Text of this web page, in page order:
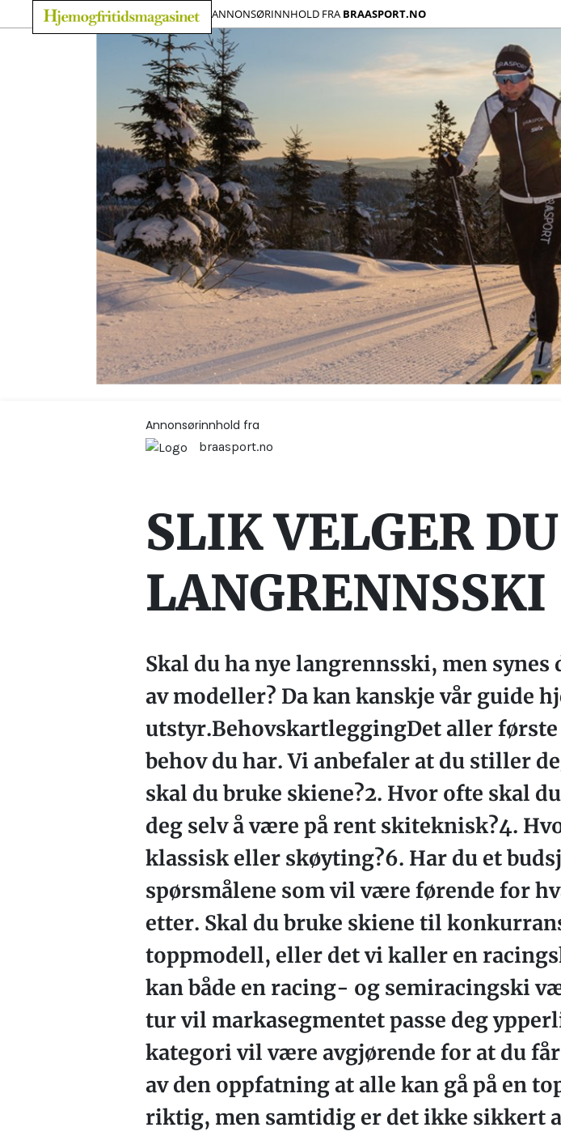
ANNONSØRINNHOLD FRA BRAASPORT.NO
Annonsørinnhold fra
braasport.no
SLIK VELGER
LANGRENNSSKI
Skal du ha nye langrennsski, men
av modeller? Da kan kanskje vår guide
utstyr.BehovskartleggingDet aller
behov du har. Vi anbefaler at du stiller
skal du bruke skiene?2. Hvor ofte skal
deg selv å være på rent skiteknisk?4.
klassisk eller skøyting?6. Har du et
spørsmålene som vil være førende for
etter. Skal du bruke skiene til
toppmodell, eller det vi kaller en
kan både en racing- og semiracingski
tur vil markasegmentet passe deg
kategori vil være avgjørende for at du
av den oppfatning at alle kan gå på en
riktig, men samtidig er det ikke sikkert